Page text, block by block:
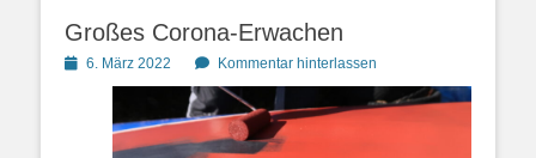
Großes Corona-Erwachen
Posted6. März 2022 Kommentar hinterlassen